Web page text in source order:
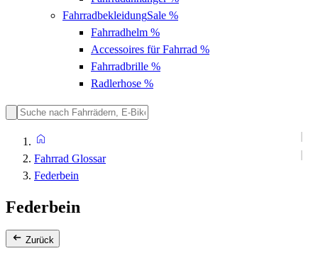
FahrradbekleidungSale %
Fahrradhelm %
Accessoires für Fahrrad %
Fahrradbrille %
Radlerhose %
Fahrrad Glossar
Federbein
Federbein
Zurück